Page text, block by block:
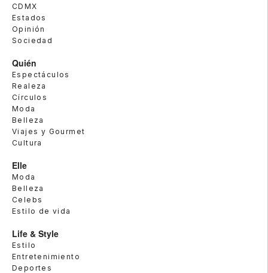
CDMX
Estados
Opinión
Sociedad
Quién
Espectáculos
Realeza
Círculos
Moda
Belleza
Viajes y Gourmet
Cultura
Elle
Moda
Belleza
Celebs
Estilo de vida
Life & Style
Estilo
Entretenimiento
Deportes